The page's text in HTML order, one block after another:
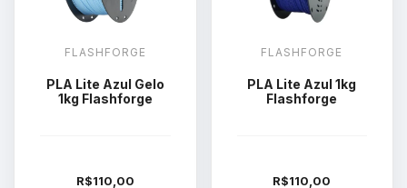
FLASHFORGE
PLA Lite Azul Gelo
1kg Flashforge
R$110,00
FLASHFORGE
PLA Lite Azul 1kg
Flashforge
R$110,00